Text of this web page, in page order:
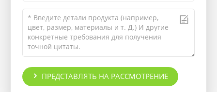
ПРЕДСТАВЛЯТЬ НА РАССМОТРЕНИЕ